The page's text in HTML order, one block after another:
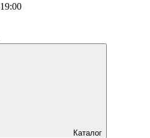
Каталог